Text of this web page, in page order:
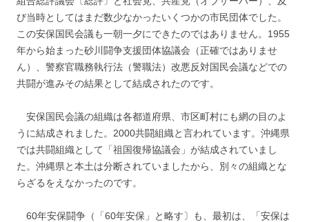
び当時としてはまだ数少なかったいくつかの市民団体でした。
この安保国民会議も一朝一夕にできたのではありません。1955
年から始まった砂川闘争支援団体協議会（正確ではありませ
ん）、警察官職務執行法（警職法）改悪反対国民会議などでの
共闘が進みその結果として結成されたのです。
安保国民会議の組織は各都道府県、市区町村にも網の目のよ
うに結成されました。2000共闘組織と言われています。沖縄県
では共闘組織として「祖国復帰協議会」が結成されていまし
た。沖縄県と本土は分断されていましたから、別々の組織とな
らざるをえなかったのです。
60年安保闘争（「60年安保」と略す〕も、最初は、「安保は